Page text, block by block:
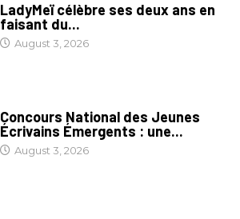
LadyMeï célèbre ses deux ans en
faisant du...
August 3, 2026
Concours National des Jeunes
Écrivains Émergents : une...
August 3, 2026